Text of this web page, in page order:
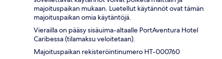
majoituspaikan mukaan. Luetellut käytännöt ovat tämän
majoituspaikan omia käytäntöjä.
Vierailla on pääsy sisäuima-altaalle PortAventura Hotel
Caribessa (tilamaksu veloitetaan).
Majoituspaikan rekisteröintinumero HT-000760